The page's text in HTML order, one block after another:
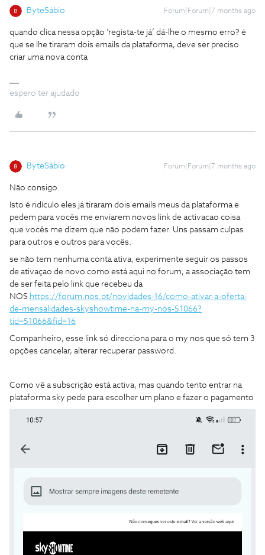
ByteSábio Forum|Forum|7 months ago
quando clica nessa opção ‘regista-te já’ dá-lhe o mesmo erro? é
que se lhe tiraram dois emails da plataforma, deve ser preciso
criar uma nova conta
espero ter ajudado
ByteSábio Forum|Forum|7 months ago
Não consigo.
Isto é ridículo eles já tiraram dois emails meus da plataforma e
pedem para vocês me enviarem novos link de activacao coisa
que vocês me dizem que não podem fazer. Uns passam culpas
para outros e outros para vocês.
se não tem nenhuma conta ativa, experimente seguir os passos
de ativaçao de novo como está aqui no forum, a associação tem
de ser feita pelo link que recebeu da
NOS https://forum.nos.pt/novidades-16/como-ativar-a-oferta-
de-mensalidades-skyshowtime-na-my-nos-51066?
tid=51066&fid=16
Companheiro, esse link só direcciona para o my nos que só tem 3
opções cancelar, alterar recuperar password.
Como vê a subscrição está activa, mas quando tento entrar na
plataforma sky pede para escolher um plano e fazer o pagamento